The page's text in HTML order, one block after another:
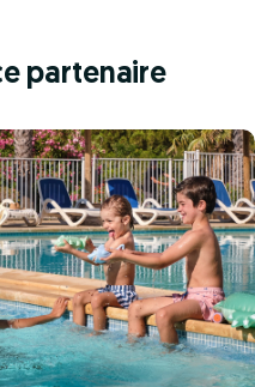
partenaire